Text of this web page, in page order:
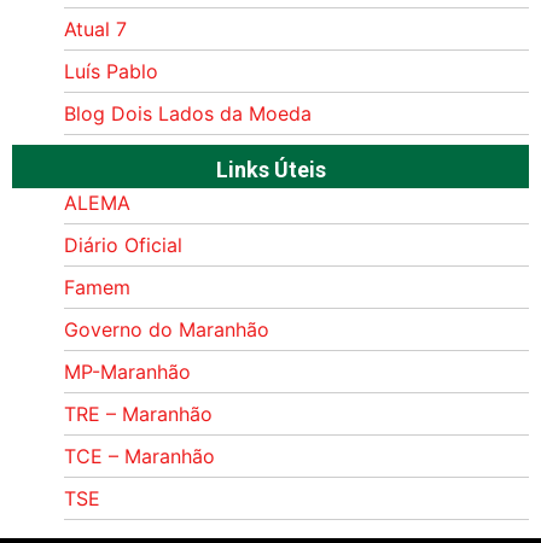
Atual 7
Luís Pablo
Blog Dois Lados da Moeda
Links Úteis
ALEMA
Diário Oficial
Famem
Governo do Maranhão
MP-Maranhão
TRE – Maranhão
TCE – Maranhão
TSE